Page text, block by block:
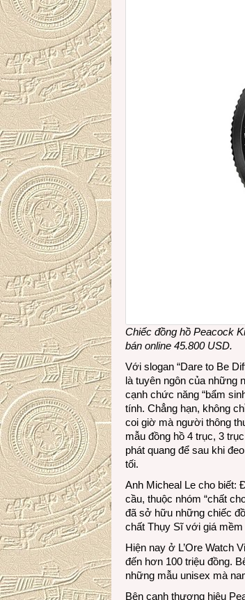
Chiếc đồng hồ Peacock
bán online 45.800 USD.
Với slogan “Dare to Be
là tuyên ngôn của những
cạnh chức năng “bẩm
tính. Chẳng hạn, không
coi giờ mà người thông
mẫu đồng hồ 4 trục, 3
phát quang để sau khi
tối.
Anh Micheal Le cho biết:
cầu, thuộc nhóm “chất
đã sở hữu những chiếc
chất Thụy Sĩ với giá mềm
Hiện nay ở L’Ore Watch
đến hơn 100 triệu đồng.
những mẫu unisex mà
Bên cạnh thương hiệu